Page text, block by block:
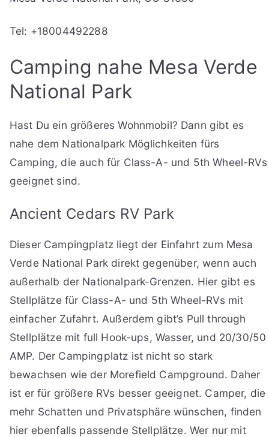
Tel: +18004492288
Camping nahe Mesa Verde
National Park
Hast Du ein größeres Wohnmobil? Dann gibt es
nahe dem Nationalpark Möglichkeiten fürs
Camping, die auch für Class-A- und 5th Wheel-RVs
geeignet sind.
Ancient Cedars RV Park
Dieser Campingplatz liegt der Einfahrt zum Mesa
Verde National Park direkt gegenüber, wenn auch
außerhalb der Nationalpark-Grenzen. Hier gibt es
Stellplätze für Class-A- und 5th Wheel-RVs mit
einfacher Zufahrt. Außerdem gibt’s Pull through
Stellplätze mit full Hook-ups, Wasser, und 20/30/50
AMP. Der Campingplatz ist nicht so stark
bewachsen wie der Morefield Campground. Daher
ist er für größere RVs besser geeignet. Camper, die
mehr Schatten und Privatsphäre wünschen, finden
hier ebenfalls passende Stellplätze. Wer nur mit